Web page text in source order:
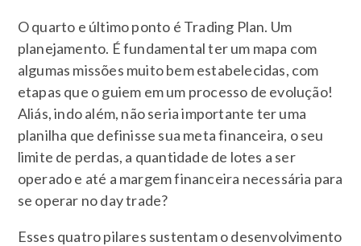
O quarto e último ponto é Trading Plan. Um
planejamento. É fundamental ter um mapa com
algumas missões muito bem estabelecidas, com
etapas que o guiem em um processo de evolução!
Aliás, indo além, não seria importante ter uma
planilha que definisse sua meta financeira, o seu
limite de perdas, a quantidade de lotes a ser
operado e até a margem financeira necessária para
se operar no day trade?
Esses quatro pilares sustentam o desenvolvimento